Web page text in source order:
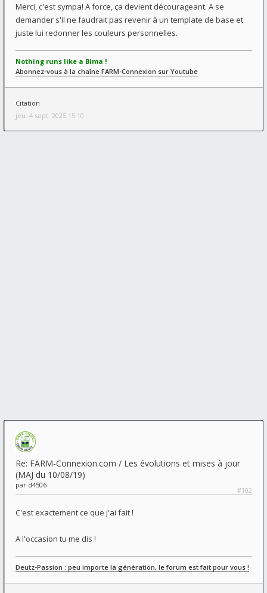
Merci, c'est sympa! A force, ça devient décourageant. A se
demander s'il ne faudrait pas revenir à un template de base et
juste lui redonner les couleurs personnelles.
Nothing runs like a Bima !
Abonnez-vous à la chaîne FARM-Connexion sur Youtube
Citation
jeu. 4 sept. 2025 15:10
Re: FARM-Connexion.com / Les évolutions et mises à jour
(MAJ du 10/08/19)
#102
par d4506
C'est exactement ce que j'ai fait !
A l'occasion tu me dis !
Deutz-Passion : peu importe la génération, le forum est fait pour vous !